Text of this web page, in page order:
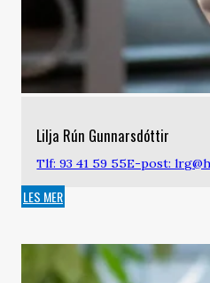
Lilja Rún Gunnarsdóttir
Tlf: 93 41 59 55E-post:
LES MER